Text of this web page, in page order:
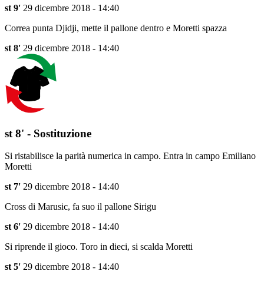
st 9' 29 dicembre 2018 - 14:40
Correa punta Djidji, mette il pallone dentro e Moretti spazza
st 8' 29 dicembre 2018 - 14:40
st 8' - Sostituzione
Si ristabilisce la parità numerica in campo. Entra in campo Emiliano
Moretti
st 7' 29 dicembre 2018 - 14:40
Cross di Marusic, fa suo il pallone Sirigu
st 6' 29 dicembre 2018 - 14:40
Si riprende il gioco. Toro in dieci, si scalda Moretti
st 5' 29 dicembre 2018 - 14:40